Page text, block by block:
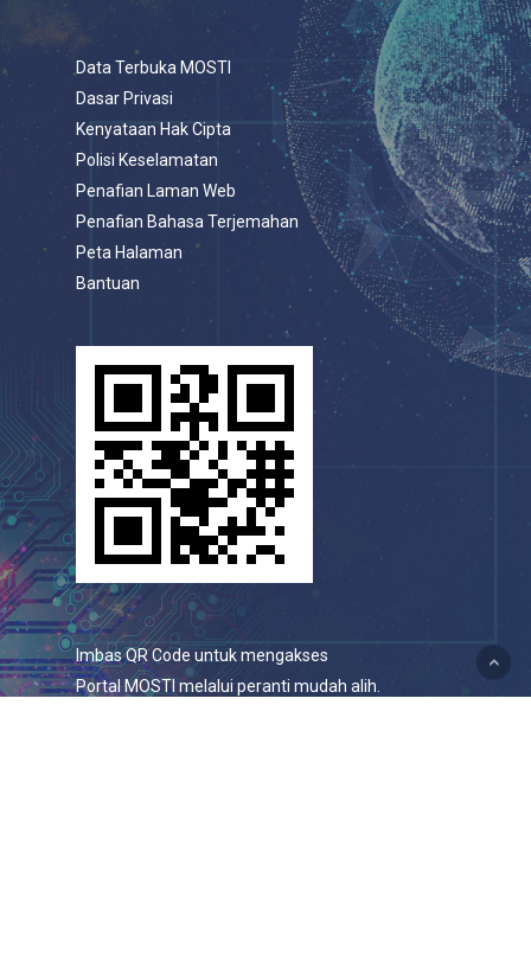
Data Terbuka MOSTI
Dasar Privasi
Kenyataan Hak Cipta
Polisi Keselamatan
Penafian Laman Web
Penafian Bahasa Terjemahan
Peta Halaman
Bantuan
Imbas QR Code untuk mengakses
Portal MOSTI melalui peranti mudah alih.